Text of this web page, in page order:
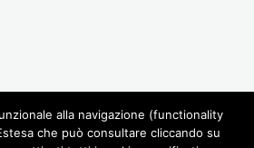
alla navigazione (functionality
che può consultare cliccando su